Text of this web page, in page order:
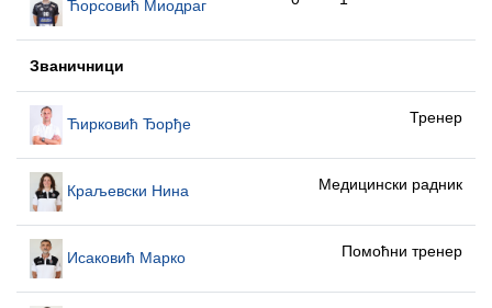
Ћорсовић Миодраг
Званичници
Ћирковић Ђорђе Тренер
Краљевски Нина Медицински радник
Исаковић Марко Помоћни тренер